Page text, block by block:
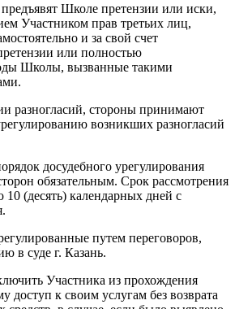
Школе претензии или иски,
Участником прав третьих лиц,
и за свой счет
или полностью
Школы, вызванные такими
разногласий, стороны принимают
возникших разногласий
досудебного урегулирования
обязательным. Срок рассмотрения
10 (десять) календарных дней с
путем переговоров,
в суде г. Казань.
Участника из прохождения
доступ к своим услугам без возврата